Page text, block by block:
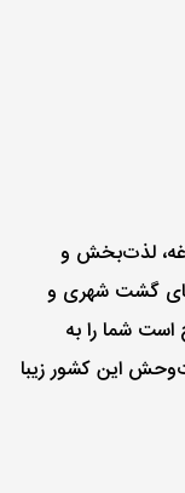
لذت‌بخش و
گشت شهری و
است شما را به
این کشور زیبا